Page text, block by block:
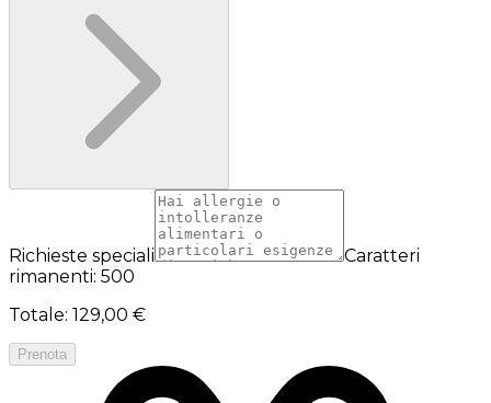
Richieste speciali
Caratteri
rimanenti: 500
Totale: 129,00 €
Prenota